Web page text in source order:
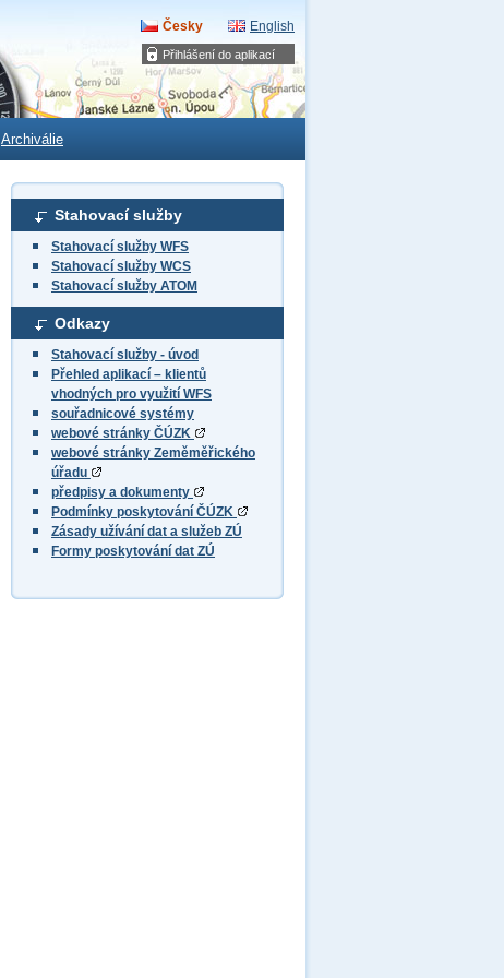
Přihlášení do aplikací
Česky English
Archiválie
Stahovací služby
Stahovací služby WFS
Stahovací služby WCS
Stahovací služby ATOM
Odkazy
Stahovací služby - úvod
Přehled aplikací – klientů
vhodných pro využití WFS
souřadnicové systémy
webové stránky ČÚZK
webové stránky Zeměměřického
úřadu
předpisy a dokumenty
Podmínky poskytování ČÚZK
Zásady užívání dat a služeb ZÚ
Formy poskytování dat ZÚ